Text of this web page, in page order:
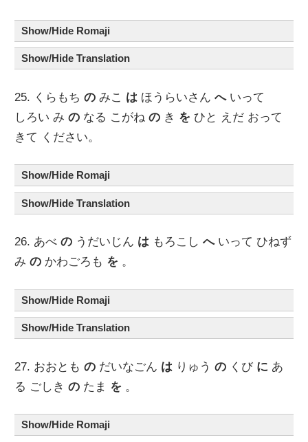
Show/Hide Romaji
Show/Hide Translation
25. くらもちの みこ は ほうらいさんへいって
しろい みの なる こがねの き を ひと えだ おって
きて ください。
Show/Hide Romaji
Show/Hide Translation
26. あべの うだいじん は もろこしへいって ひねず
みの かわごろも を 。
Show/Hide Romaji
Show/Hide Translation
27. おおともの だいなごん は りゅうの くび に あ
る ごしきの たま を 。
Show/Hide Romaji